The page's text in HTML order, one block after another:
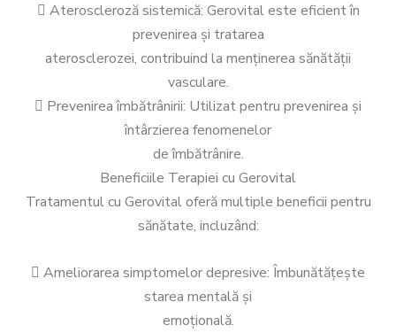
 Ateroscleroză sistemică: Gerovital este eficient în
prevenirea și tratarea
aterosclerozei, contribuind la menținerea sănătății
vasculare.
 Prevenirea îmbătrânirii: Utilizat pentru prevenirea și
întârzierea fenomenelor
de îmbătrânire.
Beneficiile Terapiei cu Gerovital
Tratamentul cu Gerovital oferă multiple beneficii pentru
sănătate, incluzând:
 Ameliorarea simptomelor depresive: Îmbunătățește
starea mentală și
emoțională.